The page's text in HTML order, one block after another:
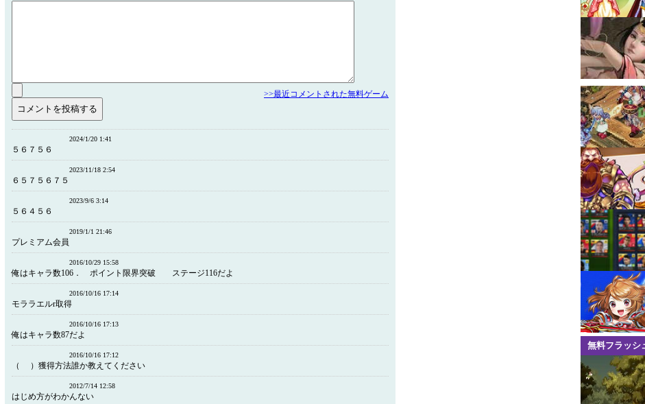
>>最近コメントされた無料ゲーム
2024/1/20 1:41
５６７５６
2023/11/18 2:54
６５７５６７５
2023/9/6 3:14
５６４５６
2019/1/1 21:46
プレミアム会員
2016/10/29 15:58
俺はキャラ数106． ポイント限界突破 ステージ116だよ
2016/10/16 17:14
モララエルr取得
2016/10/16 17:13
俺はキャラ数87だよ
2016/10/16 17:12
（ ）獲得方法誰か教えてください
2012/7/14 12:58
はじめ方がわかんない
無料フラッシ